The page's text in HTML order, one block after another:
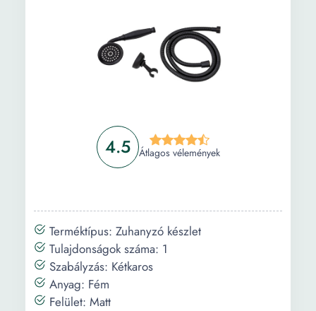
4.5 Átlagos vélemények
Terméktípus: Zuhanyzó készlet
Tulajdonságok száma: 1
Szabályzás: Kétkaros
Anyag: Fém
Felület: Matt